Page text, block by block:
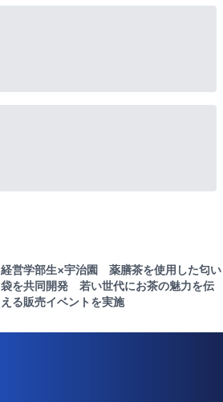
経営学部生×宇治園 薬膳茶を使用した匂い
袋を共同開発 若い世代にお茶の魅力を伝
える販売イベントを実施